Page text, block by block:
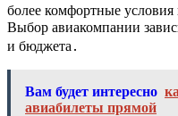
более комфортные
Выбор авиакомпании
и бюджета․
Вам будет интересно
авиабилеты прямой